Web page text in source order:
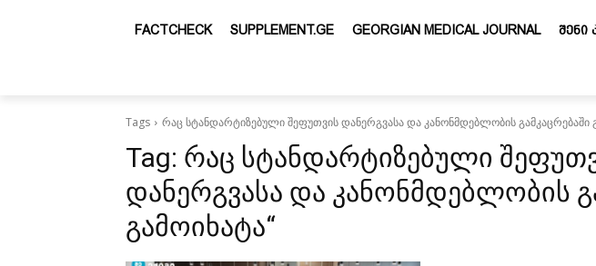
FACTCHECK SUPPLEMENT.GE GEORGIAN MEDICAL JOURNAL ᲨᲔᲜᲘ
Tags რაც სტანდარტიზებული შეფუთვის დანერგვასა და კანონმდებლობის გამკაცრებაში
Tag: რაც სტანდარტიზებული
დანერგვასა და კანონმდებლობის
გამოიხატა“